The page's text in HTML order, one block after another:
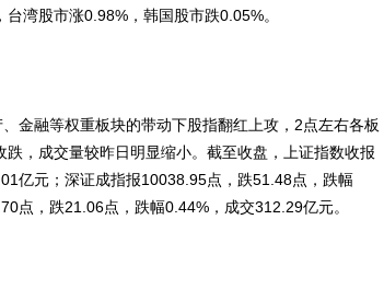
湾股市涨0.98%，韩国股市跌0.05%。
融等权重板块的带动下股指翻红上攻，2点左右各板
，成交量较昨日明显缩小。截至收盘，上证指数收报
亿元；深证成指报10038.95点，跌51.48点，跌幅
点，跌21.06点，跌幅0.44%，成交312.29亿元。